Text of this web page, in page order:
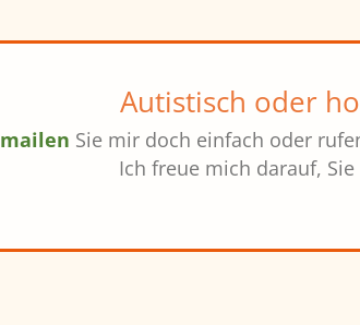
Autistisch oder
mailen Sie mir doch einfach oder
Ich freue mich darauf,